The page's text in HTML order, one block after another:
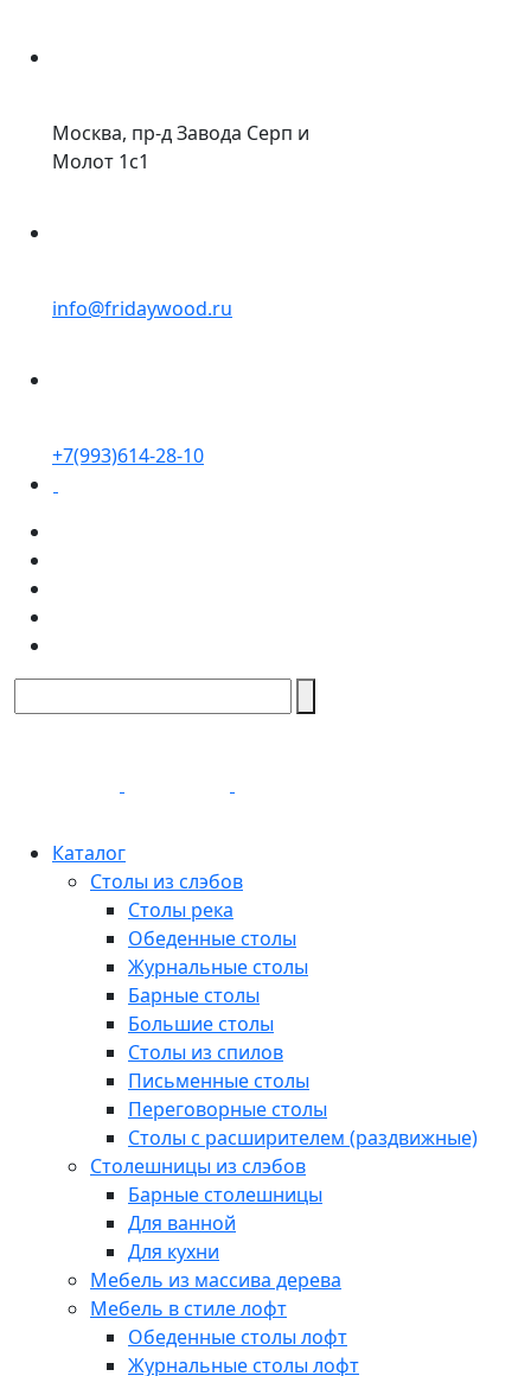
Москва, пр-д Завода Серп и
Молот 1с1
info@fridaywood.ru
+7(993)614-28-10
Каталог
Столы из слэбов
Столы река
Обеденные столы
Журнальные столы
Барные столы
Большие столы
Столы из спилов
Письменные столы
Переговорные столы
Столы с расширителем (раздвижные)
Столешницы из слэбов
Барные столешницы
Для ванной
Для кухни
Мебель из массива дерева
Мебель в стиле лофт
Обеденные столы лофт
Журнальные столы лофт